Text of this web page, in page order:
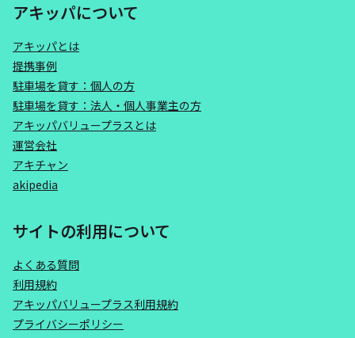
アキッパについて
アキッパとは
提携事例
駐車場を貸す：個人の方
駐車場を貸す：法人・個人事業主の方
アキッパバリュープラスとは
運営会社
アキチャン
akipedia
サイトの利用について
よくある質問
利用規約
アキッパバリュープラス利用規約
プライバシーポリシー